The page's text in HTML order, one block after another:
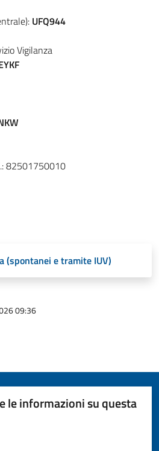
UFQ944
Vigilanza
82501750010
(spontanei e tramite IUV)
09:36
le informazioni su questa